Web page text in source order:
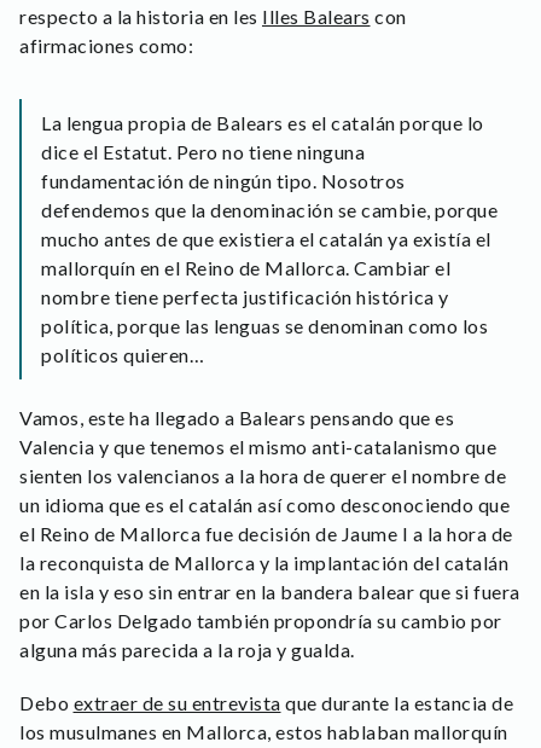
respecto a la historia en les Illes Balears con
afirmaciones como:
La lengua propia de Balears es el catalán porque lo
dice el Estatut. Pero no tiene ninguna
fundamentación de ningún tipo. Nosotros
defendemos que la denominación se cambie, porque
mucho antes de que existiera el catalán ya existía el
mallorquín en el Reino de Mallorca. Cambiar el
nombre tiene perfecta justificación histórica y
política, porque las lenguas se denominan como los
políticos quieren…
Vamos, este ha llegado a Balears pensando que es
Valencia y que tenemos el mismo anti-catalanismo que
sienten los valencianos a la hora de querer el nombre de
un idioma que es el catalán así como desconociendo que
el Reino de Mallorca fue decisión de Jaume I a la hora de
la reconquista de Mallorca y la implantación del catalán
en la isla y eso sin entrar en la bandera balear que si fuera
por Carlos Delgado también propondría su cambio por
alguna más parecida a la roja y gualda.
Debo extraer de su entrevista que durante la estancia de
los musulmanes en Mallorca, estos hablaban mallorquín